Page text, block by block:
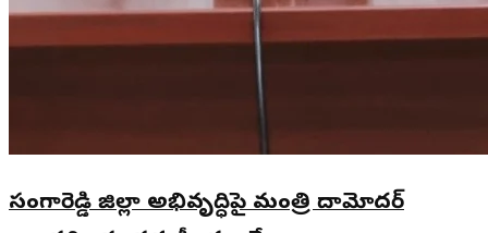
సంగారెడ్డి జిల్లా అభివృద్ధిపై మంత్రి దామోదర్